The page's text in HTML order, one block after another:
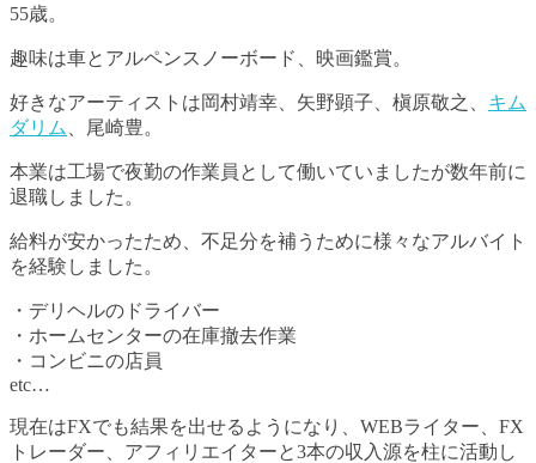
55歳。
趣味は車とアルペンスノーボード、映画鑑賞。
好きなアーティストは岡村靖幸、矢野顕子、槇原敬之、 キム
ダリム
、尾崎豊。
本業は工場で夜勤の作業員として働いていましたが数年前に
退職しました。
給料が安かったため、不足分を補うために様々なアルバイト
を経験しました。
・デリヘルのドライバー
・ホームセンターの在庫撤去作業
・コンビニの店員
etc…
現在はFXでも結果を出せるようになり、WEBライター、FX
トレーダー、アフィリエイターと3本の収入源を柱に活動し